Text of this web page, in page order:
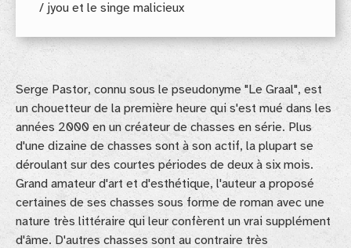
/ jyou et le singe malicieux
Serge Pastor, connu sous le pseudonyme "Le Graal", est
un chouetteur de la première heure qui s'est mué dans les
années 2000 en un créateur de chasses en série. Plus
d'une dizaine de chasses sont à son actif, la plupart se
déroulant sur des courtes périodes de deux à six mois.
Grand amateur d'art et d'esthétique, l'auteur a proposé
certaines de ses chasses sous forme de roman avec une
nature très littéraire qui leur confèrent un vrai supplément
d'âme. D'autres chasses sont au contraire très